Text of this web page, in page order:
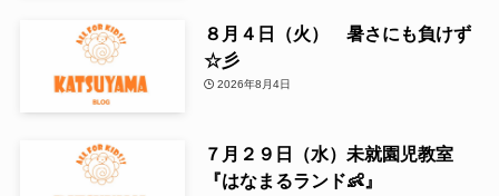
８月４日（火） 暑さにも負けず
☆彡
2026年8月4日
７月２９日（水）未就園児教室
『はなまるランド👶』